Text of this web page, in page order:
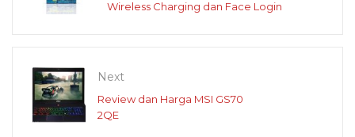
Wireless Charging dan Face Login
Next
Review dan Harga MSI GS70
2QE